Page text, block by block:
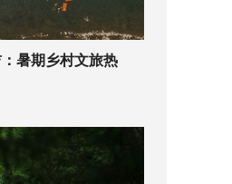
暑期乡村文旅热